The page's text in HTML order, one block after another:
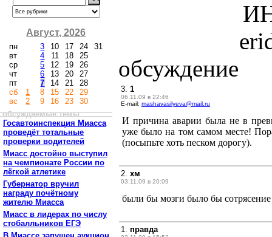
Август, 2026
пн
вт
ср
чт
пт
сб
вс
1
2
3
4
5
6
7
8
9
10
11
12
13
14
15
16
17
18
19
20
21
22
23
24
25
26
27
28
29
30
31
обсуждаемые темы
Госавтоинспекция Миасса
проведёт тотальные
проверки водителей
Миасс достойно выступил
на чемпионате России по
лёгкой атлетике
Губернатор вручил
награду почётному
жителю Миасса
Миасс в лидерах по числу
стобалльников ЕГЭ
обсуждение
3. 1
06.11.09 в 22:46
E-mail: mashavasilyeva@mail.ru
И причина аварии была не в
уже было на том самом месте!
(посыпьте хоть песком дорогу).
2. хм
03.11.09 в 20:09
были бы мозги было бы
1. правда